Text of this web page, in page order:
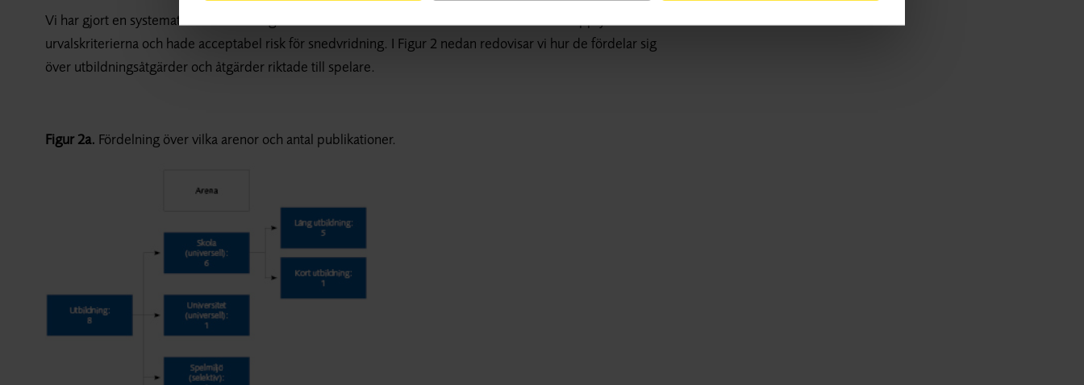
Vi har gjort en systematisk översikt enligt SBU:s metod. Totalt identifierades 28 artiklar som uppfyllde
urvalskriterierna och hade acceptabel risk för snedvridning. I Figur 2 nedan redovisar vi hur de fördelar sig
över utbildningsåtgärder och åtgärder riktade till spelare.
Figur 2a. Fördelning över vilka arenor och antal publikationer.